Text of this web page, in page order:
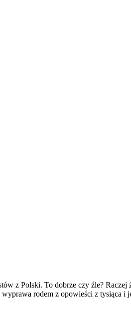
z Polski. To dobrze czy źle? Raczej
rodem z opowieści z